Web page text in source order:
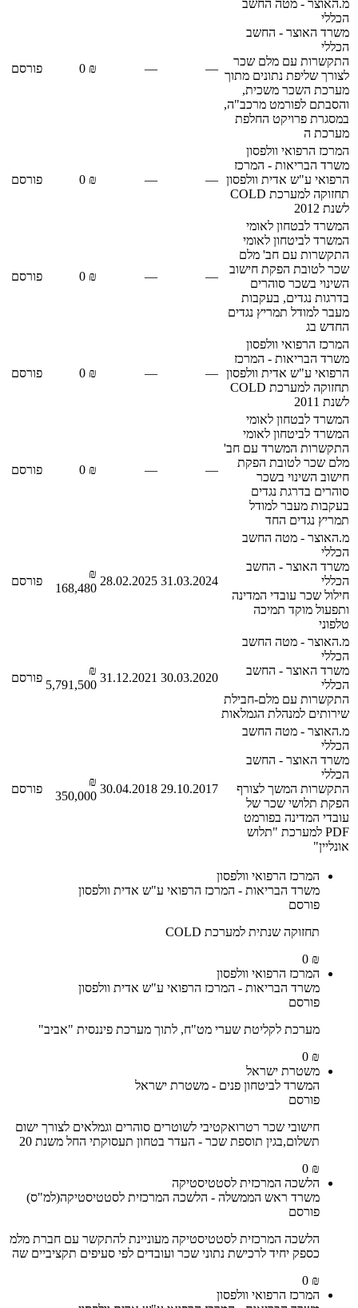
מ.האוצר - מטה החשב
הכללי
משרד האוצר - החשב
הכללי
התקשרות עם מלם שכר
לצורך שליפת נתונים מתוך
מערכת השכר משכית,
והסבתם לפורמט מרכב"ה,
במסגרת פרויקט החלפת
מערכת ה
—
—
₪ 0 פורסם
המרכז הרפואי וולפסון
משרד הבריאות - המרכז
הרפואי ע"ש אדית וולפסון
תחזוקה למערכת COLD
לשנת 2012
—
—
₪ 0 פורסם
המשרד לבטחון לאומי
המשרד לביטחון לאומי
התקשרות עם חב' מלם
שכר לטובת הפקת חישוב
השינוי בשכר סוהרים
בדרגות נגדים, בעקבות
מעבר למודל תמריץ נגדים
החדש בג
—
—
₪ 0 פורסם
המרכז הרפואי וולפסון
משרד הבריאות - המרכז
הרפואי ע"ש אדית וולפסון
תחזוקה למערכת COLD
לשנת 2011
—
—
₪ 0 פורסם
המשרד לבטחון לאומי
המשרד לביטחון לאומי
התקשרות המשרד עם חב'
מלם שכר לטובת הפקת
חישוב השינוי בשכר
סוהרים בדרגת נגדים
בעקבות מעבר למודל
תמריץ נגדים החד
—
—
₪ 0 פורסם
מ.האוצר - מטה החשב
הכללי
משרד האוצר - החשב
הכללי
חילול שכר עובדי המדינה
ותפעול מוקד תמיכה
טלפוני
31.03.2024
28.02.2025
₪
168,480
פורסם
מ.האוצר - מטה החשב
הכללי
משרד האוצר - החשב
הכללי
התקשרות עם מלם-חבילת
שירותים למנהלת הגמלאות
30.03.2020
31.12.2021
₪
5,791,500
פורסם
מ.האוצר - מטה החשב
הכללי
משרד האוצר - החשב
הכללי
התקשרות המשך לצורף
הפקת תלושי שכר של
עובדי המדינה בפורמט
PDF למערכת "תלוש
אונליין"
29.10.2017
30.04.2018
₪
350,000
פורסם
המרכז הרפואי וולפסון
משרד הבריאות - המרכז הרפואי ע"ש אדית וולפסון
פורסם
תחזוקה שנתית למערכת COLD
₪ 0
המרכז הרפואי וולפסון
משרד הבריאות - המרכז הרפואי ע"ש אדית וולפסון
פורסם
מערכת לקליטת שערי מט"ח, לתוך מערכת פיננסית "אביב"
₪ 0
משטרת ישראל
המשרד לביטחון פנים - משטרת ישראל
פורסם
חישובי שכר רטרואקטיבי לשוטרים סוהרים וגמלאים לצורך ישום
תשלום,בגין תוספת שכר - העדר בטחון תעסוקתי החל משנת 20
₪ 0
הלשכה המרכזית לסטטיסטיקה
משרד ראש הממשלה - הלשכה המרכזית לסטטיסטיקה(למ"ס)
פורסם
הלשכה המרכזית לסטטיסטיקה מעוניינת להתקשר עם חברת מלמ
כספק יחיד לרכישת נתוני שכר ועובדים לפי סעיפים תקציביים שה
₪ 0
המרכז הרפואי וולפסון